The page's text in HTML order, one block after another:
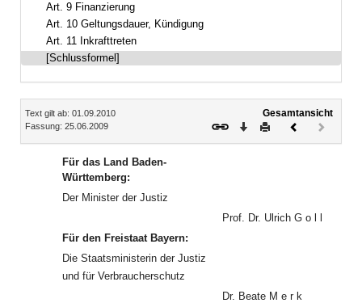
Art. 9 Finanzierung
Art. 10 Geltungsdauer, Kündigung
Art. 11 Inkrafttreten
[Schlussformel]
Inhalt
Text gilt ab: 01.09.2010
Fassung: 25.06.2009
Gesamtansicht
Download
DruckenVorheriges
Für das Land Baden-
Württemberg:
Der Minister der Justiz
Prof. Dr. Ulrich G o l l
Für den Freistaat Bayern:
Die Staatsministerin der Justiz
und für Verbraucherschutz
Dr. Beate M e r k